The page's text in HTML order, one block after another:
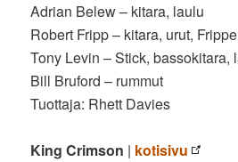
Adrian Belew – kitara, laulu
Robert Fripp – kitara, urut,
Tony Levin – Stick, bassokitara,
Bill Bruford – rummut
Tuottaja: Rhett Davies
King Crimson | kotisivu